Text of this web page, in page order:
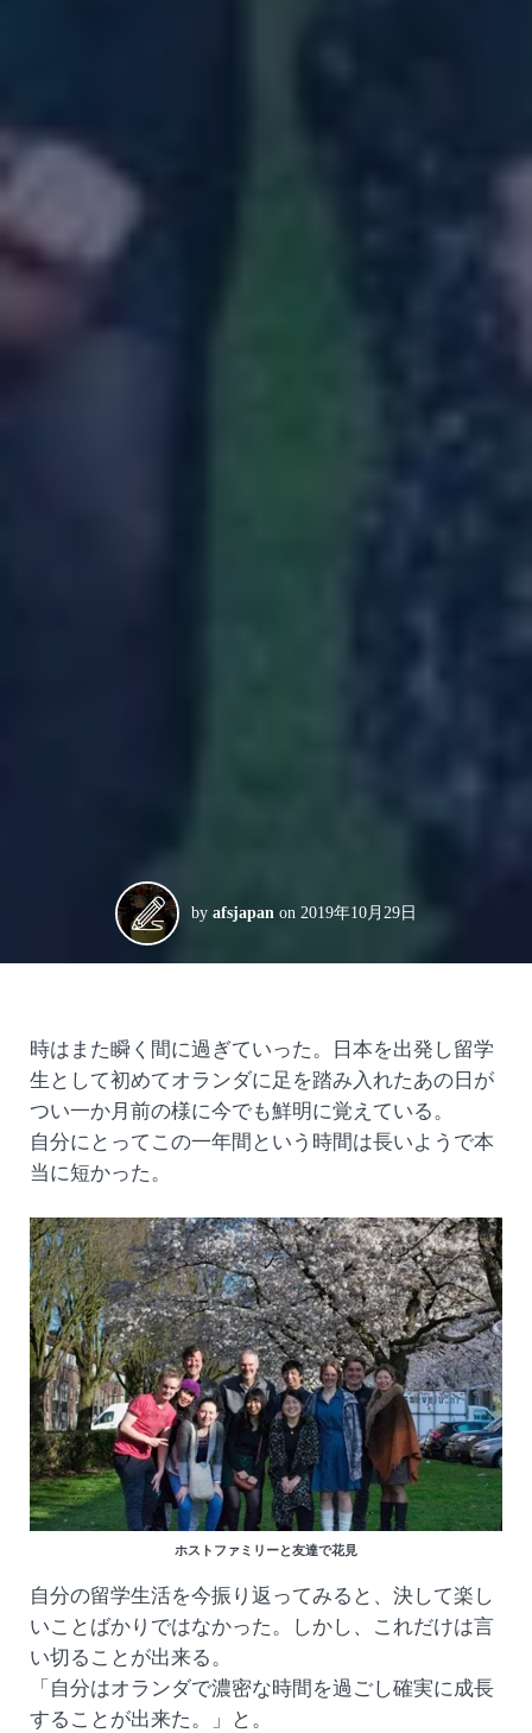
by afsjapan on 2019年10月29日
時はまた瞬く間に過ぎていった。日本を出発し留学
生として初めてオランダに足を踏み入れたあの日が
つい一か月前の様に今でも鮮明に覚えている。
自分にとってこの一年間という時間は長いようで本
当に短かった。
ホストファミリーと友達で花見
自分の留学生活を今振り返ってみると、決して楽し
いことばかりではなかった。しかし、これだけは言
い切ることが出来る。
「自分はオランダで濃密な時間を過ごし確実に成長
することが出来た。」と。